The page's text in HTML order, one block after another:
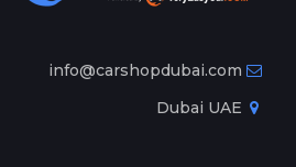
info@carshopdubai.com